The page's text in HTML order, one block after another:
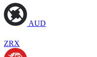
AUD
ZRX